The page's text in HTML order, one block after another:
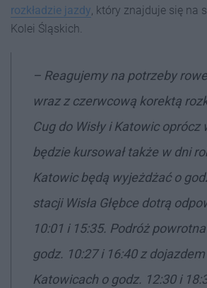
rozkładzie jazdy , który znajduje się na
Kolei Śląskich.
– Reagujemy na potrzeby
wraz z czerwcową korektą
Cug do Wisły i Katowic
będzie kursował także w dni
Katowic będą wyjeżdżać o
stacji Wisła Głębce dotrą
10:01 i 15:35. Podróż powrotna
godz. 10:27 i 16:40 z
Katowicach o godz. 12:30 i